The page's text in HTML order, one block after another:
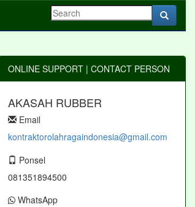
ONLINE SUPPORT | CONTACT PERSON
AKASAH RUBBER
Email
kontraktorolahragaindonesia@gmail.com
Ponsel
081351894500
WhatsApp